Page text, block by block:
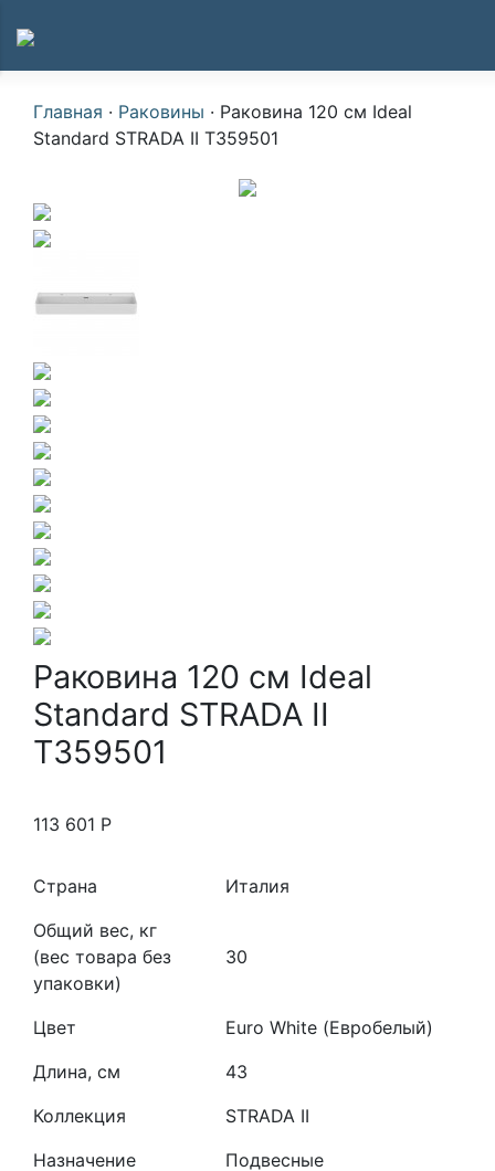
Главная · Раковины · Раковина 120 см Ideal
Standard STRADA II T359501
Раковина 120 см Ideal
Standard STRADA II
T359501
113 601 Р
Страна
Италия
Общий вес, кг
(вес товара без
упаковки)
30
Цвет
Euro White (Евробелый)
Длина, см
43
Коллекция
STRADA II
Назначение
Подвесные